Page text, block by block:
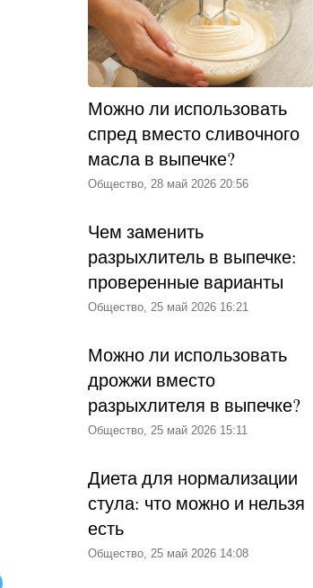
Можно ли использовать
спред вместо сливочного
масла в выпечке?
Общество, 28 май 2026 20:56
Чем заменить
разрыхлитель в выпечке:
проверенные варианты
Общество, 25 май 2026 16:21
Можно ли использовать
дрожжи вместо
разрыхлителя в выпечке?
Общество, 25 май 2026 15:11
Диета для нормализации
стула: что можно и нельзя
есть
Общество, 25 май 2026 14:08